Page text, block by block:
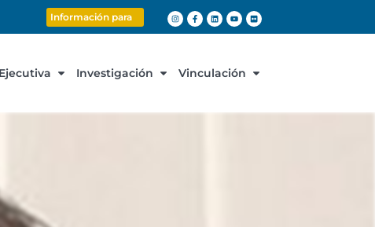
Información para
Investigación Vinculación